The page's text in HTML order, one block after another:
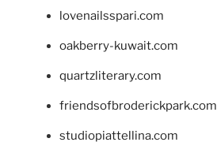
lovenailsspari.com
oakberry-kuwait.com
quartzliterary.com
friendsofbroderickpark.com
studiopiattellina.com